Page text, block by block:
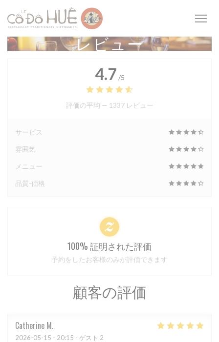
クッキー利用の管理について
レビュー
顧客の評価
Catherine M
2026-05-15 - 20:15 - ゲスト 2
4.7 /5
評価の平均 — 1337 レビュー
サービス
雰囲気
メニュー
品質-価格
100% 証明された評価
予約をしたお客様のみが評価できます